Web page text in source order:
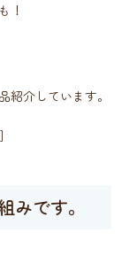
！
紹介しています。
みです。